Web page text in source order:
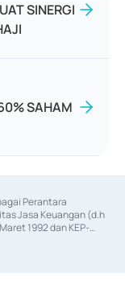
SINERGI
SAHAM
Perantara
Jasa Keuangan (d.h
1992 dan KEP-
Penjamin Emisi
Nomor KEP-